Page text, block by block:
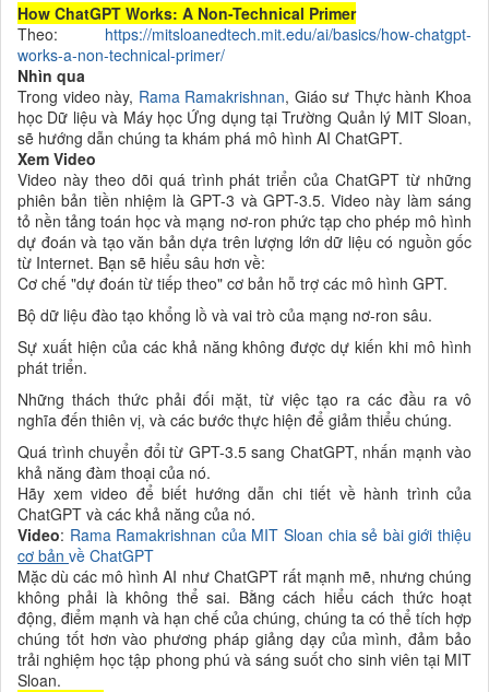
How ChatGPT Works: A Non-Technical Primer
Theo: https://mitsloanedtech.mit.edu/ai/basics/how-chatgpt-
works-a-non-technical-primer/
Nhìn qua
Trong video này, Rama Ramakrishnan, Giáo sư Thực hành Khoa
học Dữ liệu và Máy học Ứng dụng tại Trường Quản lý MIT Sloan,
sẽ hướng dẫn chúng ta khám phá mô hình AI ChatGPT.
Xem Video
Video này theo dõi quá trình phát triển của ChatGPT từ những
phiên bản tiền nhiệm là GPT-3 và GPT-3.5. Video này làm sáng
tỏ nền tảng toán học và mạng nơ-ron phức tạp cho phép mô hình
dự đoán và tạo văn bản dựa trên lượng lớn dữ liệu có nguồn gốc
từ Internet. Bạn sẽ hiểu sâu hơn về:
Cơ chế "dự đoán từ tiếp theo" cơ bản hỗ trợ các mô hình GPT.
Bộ dữ liệu đào tạo khổng lồ và vai trò của mạng nơ-ron sâu.
Sự xuất hiện của các khả năng không được dự kiến khi mô hình
phát triển.
Những thách thức phải đối mặt, từ việc tạo ra các đầu ra vô
nghĩa đến thiên vị, và các bước thực hiện để giảm thiểu chúng.
Quá trình chuyển đổi từ GPT-3.5 sang ChatGPT, nhấn mạnh vào
khả năng đàm thoại của nó.
Hãy xem video để biết hướng dẫn chi tiết về hành trình của
ChatGPT và các khả năng của nó.
Video: Rama Ramakrishnan của MIT Sloan chia sẻ bài giới thiệu
cơ bản về ChatGPT
Mặc dù các mô hình AI như ChatGPT rất mạnh mẽ, nhưng chúng
không phải là không thể sai. Bằng cách hiểu cách thức hoạt
động, điểm mạnh và hạn chế của chúng, chúng ta có thể tích hợp
chúng tốt hơn vào phương pháp giảng dạy của mình, đảm bảo
trải nghiệm học tập phong phú và sáng suốt cho sinh viên tại MIT
Sloan.